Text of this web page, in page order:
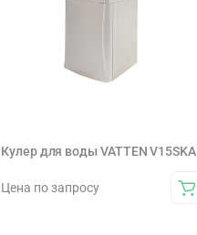
Кулер для воды VATTEN V15SKA
Цена по запросу